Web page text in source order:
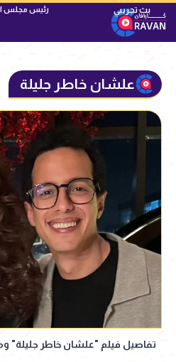
رئيس مجلس
علشان خاطر جليلة
تفاصيل فيلم "علشان خاطر جليلة"